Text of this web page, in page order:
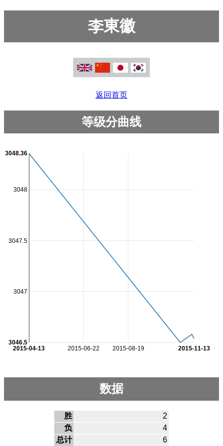
李東徽
返回首页
等级分曲线
2015-06-22 2015-08-19
2015-04-13 2015-11-13
3047
3047.5
3048
3046.5
3048.36
数据
胜
2
负
4
总计
6